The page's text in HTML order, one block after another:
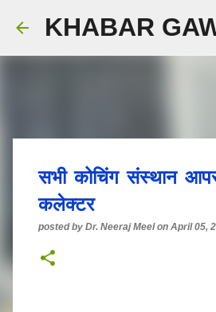
KHABAR
सभी कोचिंग संस्थान
कलेक्टर
posted by Dr. Neeraj Meel on April 05,